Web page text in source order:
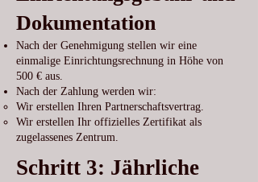
Dokumentation
Nach der Genehmigung stellen wir eine
einmalige Einrichtungsrechnung in Höhe von
500 € aus.
Nach der Zahlung werden wir:
Wir erstellen Ihren Partnerschaftsvertrag.
Wir erstellen Ihr offizielles Zertifikat als
zugelassenes Zentrum.
Schritt 3: Jährliche